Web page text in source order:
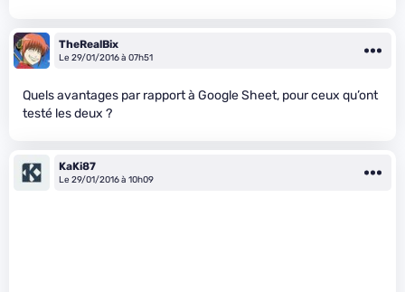
TheRealBix
Le 29/01/2016 à 07h51
Quels avantages par rapport à Google Sheet, pour ceux qu’ont
testé les deux ?
KaKi87
Le 29/01/2016 à 10h09